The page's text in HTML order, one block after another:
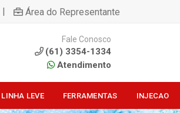
| Área do Representante
Fale Conosco
(61) 3354-1334
Atendimento
LEVE FERRAMENTAS INJECAO